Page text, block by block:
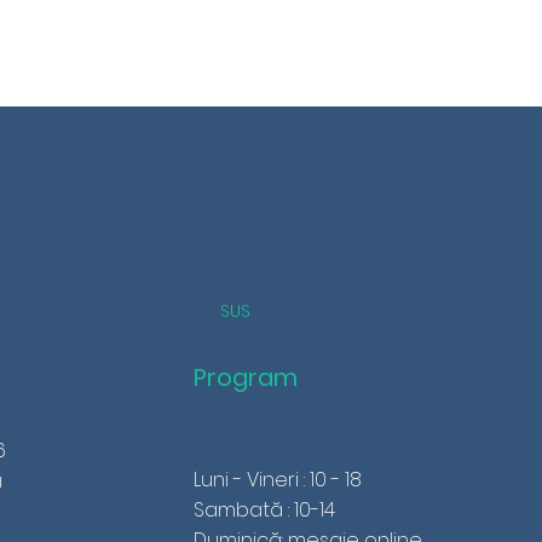
SUS
Program
Luni - Vineri : 10 - 18
Sambată : 10-14